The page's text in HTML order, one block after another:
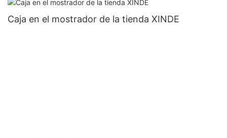
Caja en el mostrador de la tienda XINDE